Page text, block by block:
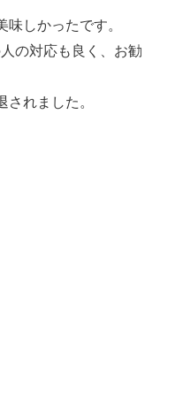
しかったです。
の対応も良く、お勧
れました。